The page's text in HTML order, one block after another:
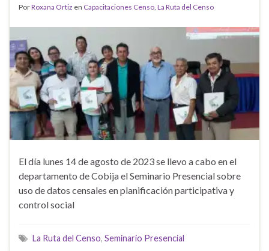
PorRoxana Ortiz en Capacitaciones Censo, La Ruta del Censo
El día lunes 14 de agosto de 2023 se llevo a cabo en el
departamento de Cobija el Seminario Presencial sobre
uso de datos censales en planificación participativa y
control social
La Ruta del Censo, Seminario Presencial